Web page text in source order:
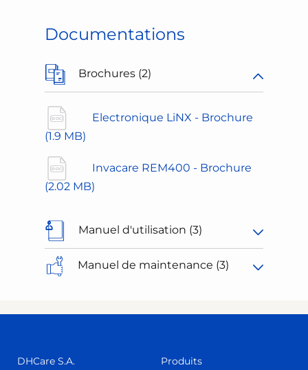
Documentations
Brochures (2)
Electronique LiNX - Brochure
(1.9 MB)
Invacare REM400 - Brochure
(2.02 MB)
Manuel d'utilisation (3)
Manuel de maintenance (3)
DHCare S.A.
Produits